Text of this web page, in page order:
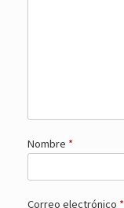
Nombre *
Correo electrónico *